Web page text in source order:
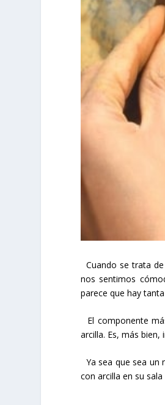
Cuando se trata
nos sentimos
parece que hay
El componente
arcilla. Es, más
Ya sea que sea
con arcilla en su